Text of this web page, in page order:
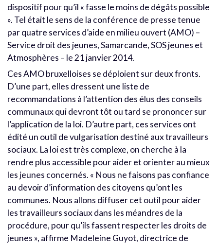
dispositif pour qu’il « fasse le moins de dégâts possible
». Tel était le sens de la conférence de presse tenue
par quatre services d’aide en milieu ouvert (AMO) –
Service droit des jeunes, Samarcande, SOS jeunes et
Atmosphères – le 21 janvier 2014.
Ces AMO bruxelloises se déploient sur deux fronts.
D’une part, elles dressent une liste de
recommandations à l’attention des élus des conseils
communaux qui devront tôt ou tard se prononcer sur
l’application de la loi. D’autre part, ces services ont
édité un outil de vulgarisation destiné aux travailleurs
sociaux. La loi est très complexe, on cherche à la
rendre plus accessible pour aider et orienter au mieux
les jeunes concernés. « Nous ne faisons pas confiance
au devoir d’information des citoyens qu’ont les
communes. Nous allons diffuser cet outil pour aider
les travailleurs sociaux dans les méandres de la
procédure, pour qu’ils fassent respecter les droits de
jeunes », affirme Madeleine Guyot, directrice de